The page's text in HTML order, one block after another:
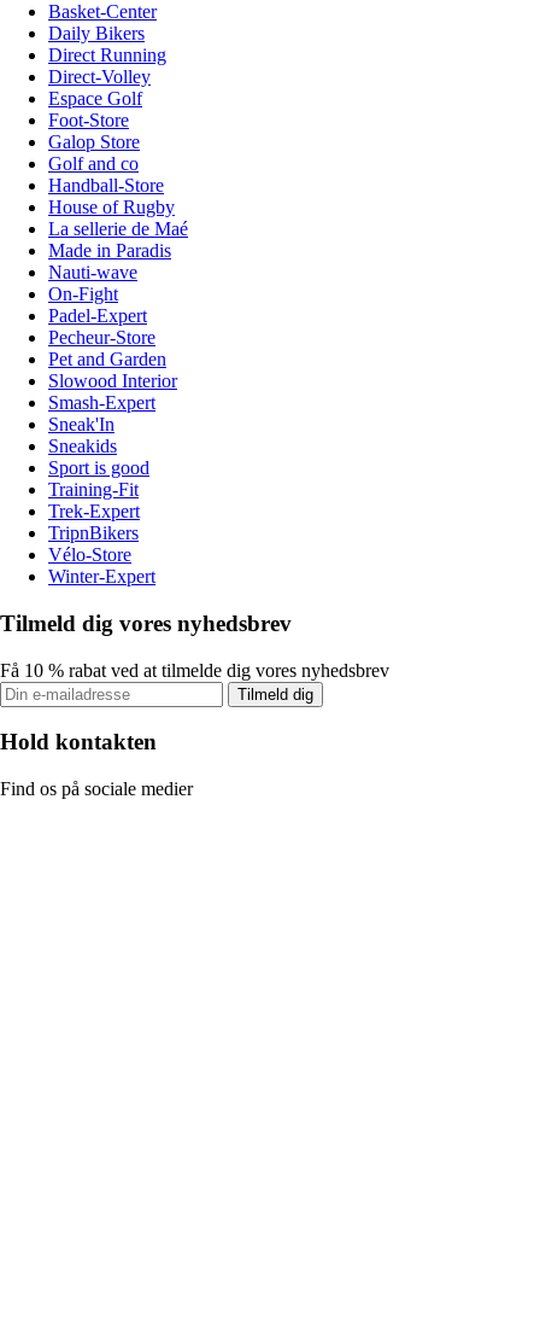
Basket-Center
Daily Bikers
Direct Running
Direct-Volley
Espace Golf
Foot-Store
Galop Store
Golf and co
Handball-Store
House of Rugby
La sellerie de Maé
Made in Paradis
Nauti-wave
On-Fight
Padel-Expert
Pecheur-Store
Pet and Garden
Slowood Interior
Smash-Expert
Sneak'In
Sneakids
Sport is good
Training-Fit
Trek-Expert
TripnBikers
Vélo-Store
Winter-Expert
Tilmeld dig vores nyhedsbrev
Få 10 % rabat ved at tilmelde dig vores nyhedsbrev
Tilmeld dig
Hold kontakten
Find os på sociale medier